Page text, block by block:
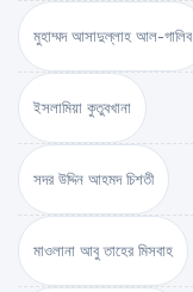
মুহাম্মদ আসাদুল্লাহ আল-গালিব
ইসলামিয়া কুতুবখানা
সদর উদ্দিন আহমদ চিশতী
মাওলানা আবু তাহের মিসবাহ